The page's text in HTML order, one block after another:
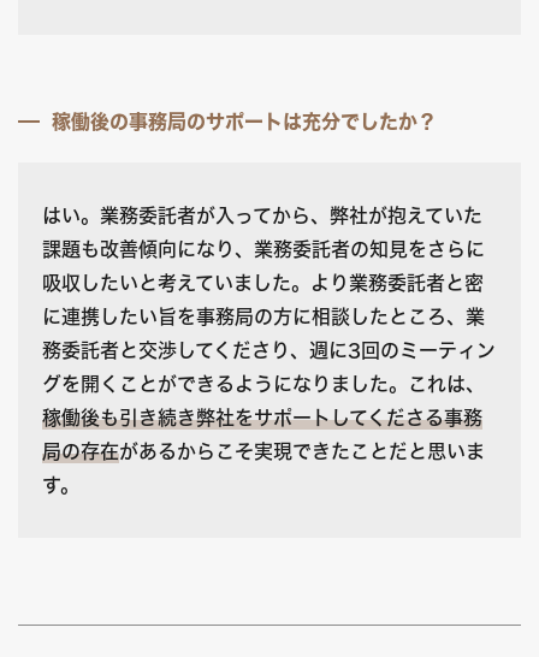
稼働後の事務局のサポートは充分でしたか？
はい。業務委託者が入ってから、弊社が抱えていた
課題も改善傾向になり、業務委託者の知見をさらに
吸収したいと考えていました。より業務委託者と密
に連携したい旨を事務局の方に相談したところ、業
務委託者と交渉してくださり、週に3回のミーティン
グを開くことができるようになりました。これは、
稼働後も引き続き弊社をサポートしてくださる事務
局の存在があるからこそ実現できたことだと思いま
す。